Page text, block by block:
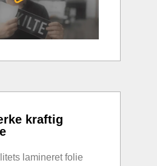
kraftig
lamineret folie